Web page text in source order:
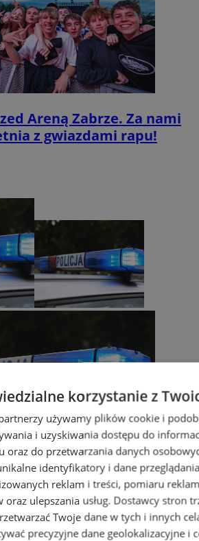
Areną Zabrze. Za nami
z gwiazdami rapu!
mimo sądowego zakazu.
na DTŚ
korzystanie z
używamy plików cookie i
i uzyskiwania dostępu do
oraz do przetwarzania danych
identyfikatory i dane
reklam i treści, pomiaru
oraz ulepszania usług. Dostawcy stron
Twoje dane w tych i innych
precyzyjne dane geolokalizacyjne i